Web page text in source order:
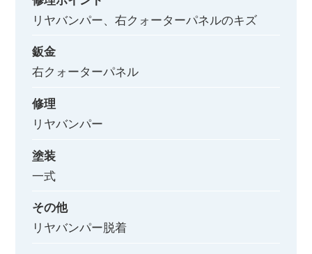
リヤバンパー、右クォーターパネルのキズ
鈑金
右クォーターパネル
修理
リヤバンパー
塗装
一式
その他
リヤバンパー脱着